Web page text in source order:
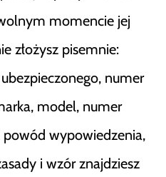
momencie jej
złożysz pisemnie:
numer
model, numer
powód wypowiedzenia,
i wzór znajdziesz